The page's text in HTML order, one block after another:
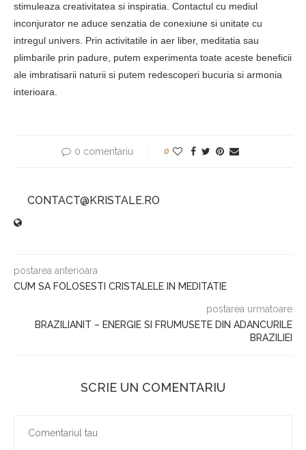
stimuleaza creativitatea si inspiratia. Contactul cu mediul
inconjurator ne aduce senzatia de conexiune si unitate cu
intregul univers. Prin activitatile in aer liber, meditatia sau
plimbarile prin padure, putem experimenta toate aceste beneficii
ale imbratisarii naturii si putem redescoperi bucuria si armonia
interioara.
0 comentariu 0
CONTACT@KRISTALE.RO
postarea anterioara
CUM SA FOLOSESTI CRISTALELE IN MEDITATIE
postarea urmatoare
BRAZILIANIT – ENERGIE SI FRUMUSETE DIN ADANCURILE
BRAZILIEI
SCRIE UN COMENTARIU